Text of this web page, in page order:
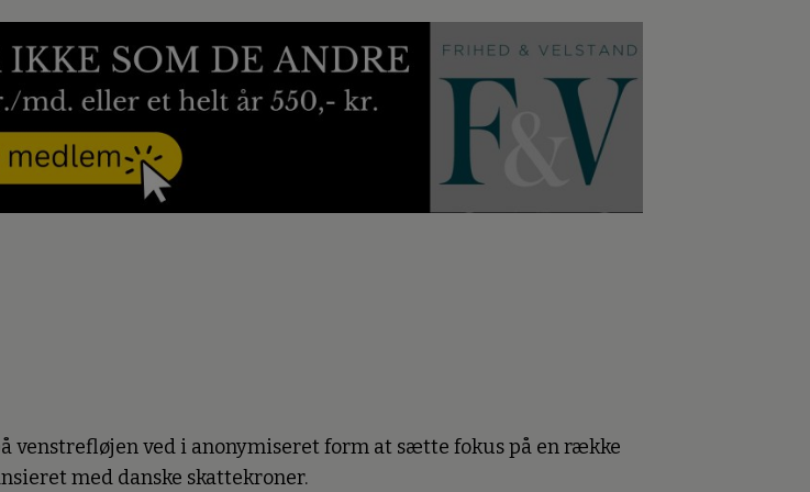
venstrefløjen ved i anonymiseret form at sætte fokus på en række
med danske skattekroner.